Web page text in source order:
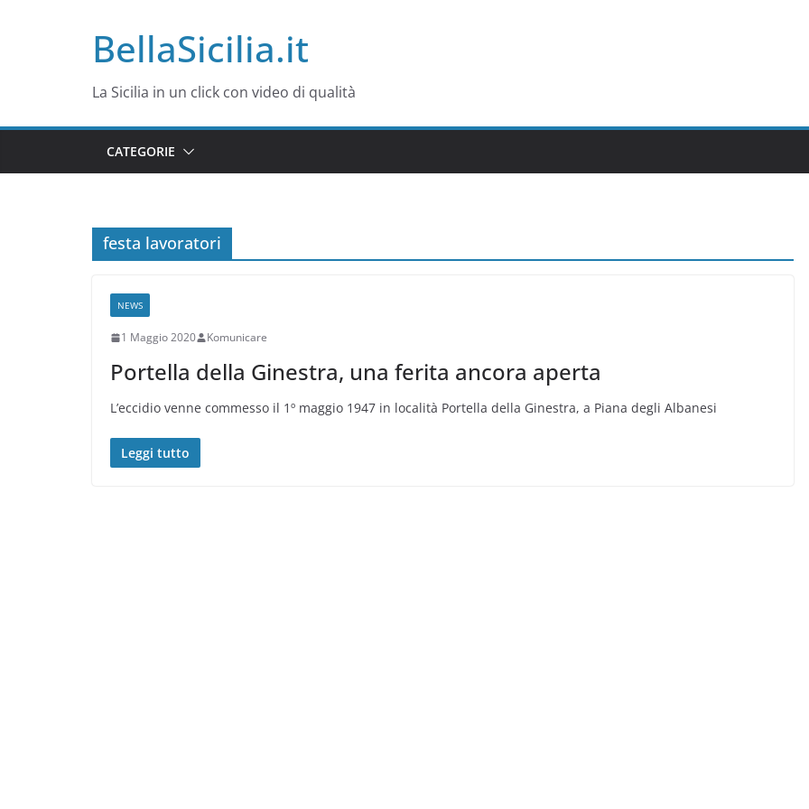
BellaSicilia.it
La Sicilia in un click con video di qualità
CATEGORIE
festa lavoratori
NEWS
1 Maggio 2020 Komunicare
Portella della Ginestra, una ferita ancora aperta
L’eccidio venne commesso il 1º maggio 1947 in località Portella della Ginestra, a Piana degli Albanesi
Leggi tutto